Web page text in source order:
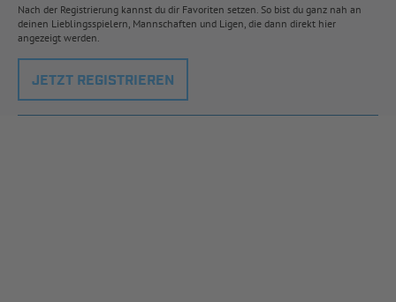
Nach der Registrierung kannst du dir Favoriten setzen. So bist du ganz nah an
deinen Lieblingsspielern, Mannschaften und Ligen, die dann direkt hier
angezeigt werden.
JETZT REGISTRIEREN